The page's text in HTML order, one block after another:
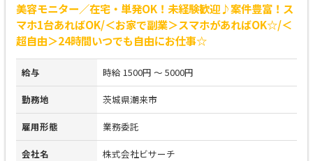
美容モニター／在宅・単発OK！未経験歓迎♪案件豊富！ス
マホ1台あればOK/＜お家で副業＞スマホがあればOK☆/＜
超自由＞24時間いつでも自由にお仕事☆
給与 時給 1500円 ～ 5000円
勤務地 茨城県潮来市
雇用形態 業務委託
会社名 株式会社ビサーチ